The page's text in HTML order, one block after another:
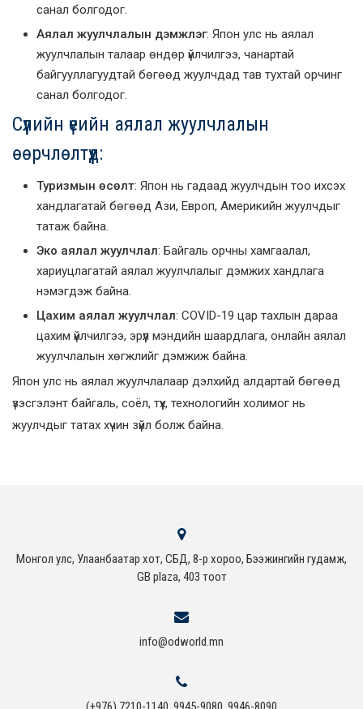
санал болгодог.
Аялал жуулчлалын дэмжлэг: Япон улс нь аялал
жуулчлалын талаар өндөр үйлчилгээ, чанартай
байгууллагуудтай бөгөөд жуулчдад тав тухтай орчинг
санал болгодог.
Сүүлийн үеийн аялал жуулчлалын
өөрчлөлтүүд:
Туризмын өсөлт: Япон нь гадаад жуулчдын тоо ихсэх
хандлагатай бөгөөд Ази, Европ, Америкийн жуулчдыг
татаж байна.
Эко аялал жуулчлал: Байгаль орчны хамгаалал,
хариуцлагатай аялал жуулчлалыг дэмжих хандлага
нэмэгдэж байна.
Цахим аялал жуулчлал: COVID-19 цар тахлын дараа
цахим үйлчилгээ, эрүүл мэндийн шаардлага, онлайн аялал
жуулчлалын хөгжлийг дэмжиж байна.
Япон улс нь аялал жуулчлалаар дэлхийд алдартай бөгөөд
үзэсгэлэнт байгаль, соёл, түүх, технологийн холимог нь
жуулчдыг татах хүчин зүйл болж байна.
Монгол улс, Улаанбаатар хот, СБД, 8-р хороо, Бээжингийн гудамж,
GB plaza, 403 тоот
info@odworld.mn